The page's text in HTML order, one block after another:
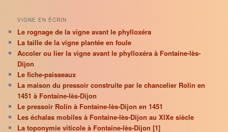
VIGNE EN ÉCRIN
Le rognage de la vigne avant le phylloxéra
La taille de la vigne plantée en foule
Accoler ou lier la vigne avant le phylloxéra à Fontaine-lès-
Dijon
Le fiche-paisseaux
La maison du pressoir construite par le chancelier Rolin en
1451 à Fontaine-lès-Dijon
Le pressoir Rolin à Fontaine-lès-Dijon en 1451
Les échalas mobiles à Fontaine-lès-Dijon au XIXe siècle
La toponymie viticole à Fontaine-lès-Dijon [1]